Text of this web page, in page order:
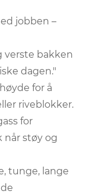
jobben –
verste bakken
dagen."
for å
riveblokker.
for
når støy og
tunge, lange